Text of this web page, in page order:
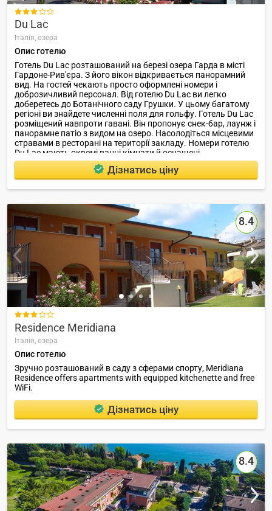

Du Lac
Італія, озера
Опис готелю
Готель Du Lac розташований на березі озера Гарда в місті
Гардоне-Рив'єра. З його вікон відкривається панорамний
вид. На гостей чекають просто оформлені номери і
доброзичливий персонал. Від готелю Du Lac ви легко
доберетесь до Ботанічного саду Грушки. У цьому багатому
регіоні ви знайдете численні поля для гольфу. Готель Du Lac
розміщений навпроти гавані. Він пропонує снек-бар, лаунж і
панорамне патіо з видом на озеро. Насолодіться місцевими
стравами в ресторані на території закладу. Номери готелю
Du Lac мають окремі ванні кімнати й оснащені
супутниковим телебаченням.
Дізнатись ціну
8.4

Residence Meridiana
Італія, озера
Опис готелю
Зручно розташований в саду з сферами спорту, Meridiana
Residence offers apartments with equipped kitchenette and free
WiFi.
Дізнатись ціну
8.4